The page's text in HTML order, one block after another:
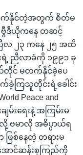
ာက်နိုင်တဲ့အတွက် စိတ်မ
ဗွီဒီယိုကနေ တဆင့်
ြီလ ၂၃ ကနေ ၂၅ အထိ
းရဲ့ ညီလာခံကို ၁၉၉၁ ခု
တိုင် မတက်နိုင်ခဲ့ပေ
ကြသူတိုင်းရဲ့ခေါင်း
Peace and
ချမ်းရေးနဲ့ အကြမ်းမ
ဗမာလို အဓိပ္ပာယ်ရ
ဖြစ်နေတဲ့ တရားမ
ောင်ဆန်းစုကြည်ကို